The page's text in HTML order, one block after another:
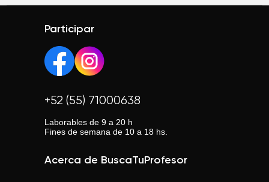
Participar
+52 (55) 71000638
Laborables de 9 a 20 h
Fines de semana de 10 a 18 hs.
Acerca de BuscaTuProfesor